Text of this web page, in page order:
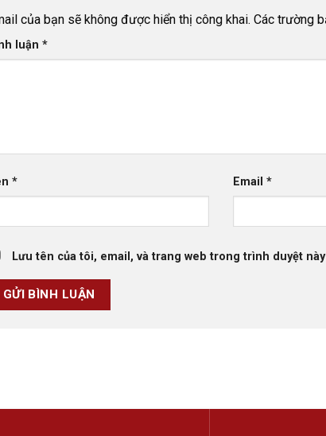
của bạn sẽ không được hiển thị công khai. Các trường
luận *
* Email *
Lưu tên của tôi, email, và trang web trong trình duyệt